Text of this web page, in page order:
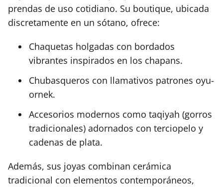
prendas de uso cotidiano. Su boutique, ubicada
discretamente en un sótano, ofrece:
Chaquetas holgadas con bordados
vibrantes inspirados en los chapans.
Chubasqueros con llamativos patrones oyu-
ornek.
Accesorios modernos como taqiyah (gorros
tradicionales) adornados con terciopelo y
cadenas de plata.
Además, sus joyas combinan cerámica
tradicional con elementos contemporáneos,